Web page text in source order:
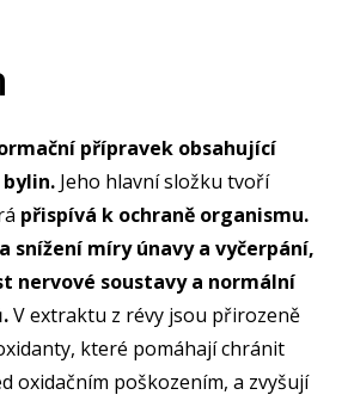
přípravek obsahující
Jeho hlavní složku tvoří
přispívá k ochraně organismu.
snížení míry únavy a vyčerpání,
nervové soustavy a normální
V extraktu z révy jsou přirozeně
které pomáhají chránit
oxidačním poškozením, a zvyšují